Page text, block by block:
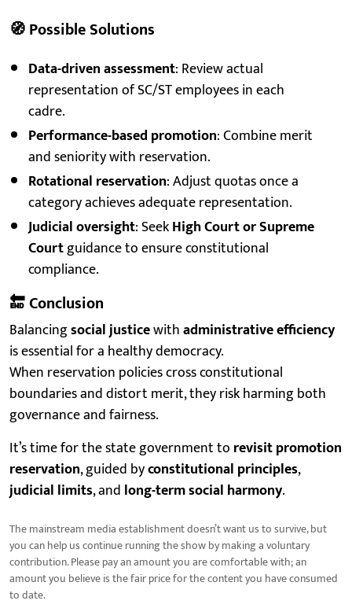
🧭Possible Solutions
Data-driven assessment: Review actual
representation of SC/ST employees in each
cadre.
Performance-based promotion: Combine merit
and seniority with reservation.
Rotational reservation: Adjust quotas once a
category achieves adequate representation.
Judicial oversight: SeekHigh Court or Supreme
Courtguidance to ensure constitutional
compliance.
🔚Conclusion
Balancingsocial justicewithadministrative efficiency
is essential for a healthy democracy.
When reservation policies cross constitutional
boundaries and distort merit, they risk harming both
governance and fairness.
It’s time for the state government to revisit promotion
reservation, guided byconstitutional principles,
judicial limits, and long-term social harmony.
The mainstream media establishment doesn’t want us to survive, but
you can help us continue running the show by making a voluntary
contribution. Please pay an amount you are comfortable with; an
amount you believe is the fair price for the content you have consumed
to date.